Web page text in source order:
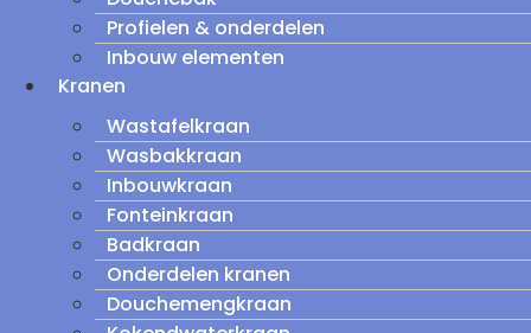
Profielen & onderdelen
Inbouw elementen
Kranen
Wastafelkraan
Wasbakkraan
Inbouwkraan
Fonteinkraan
Badkraan
Onderdelen kranen
Douchemengkraan